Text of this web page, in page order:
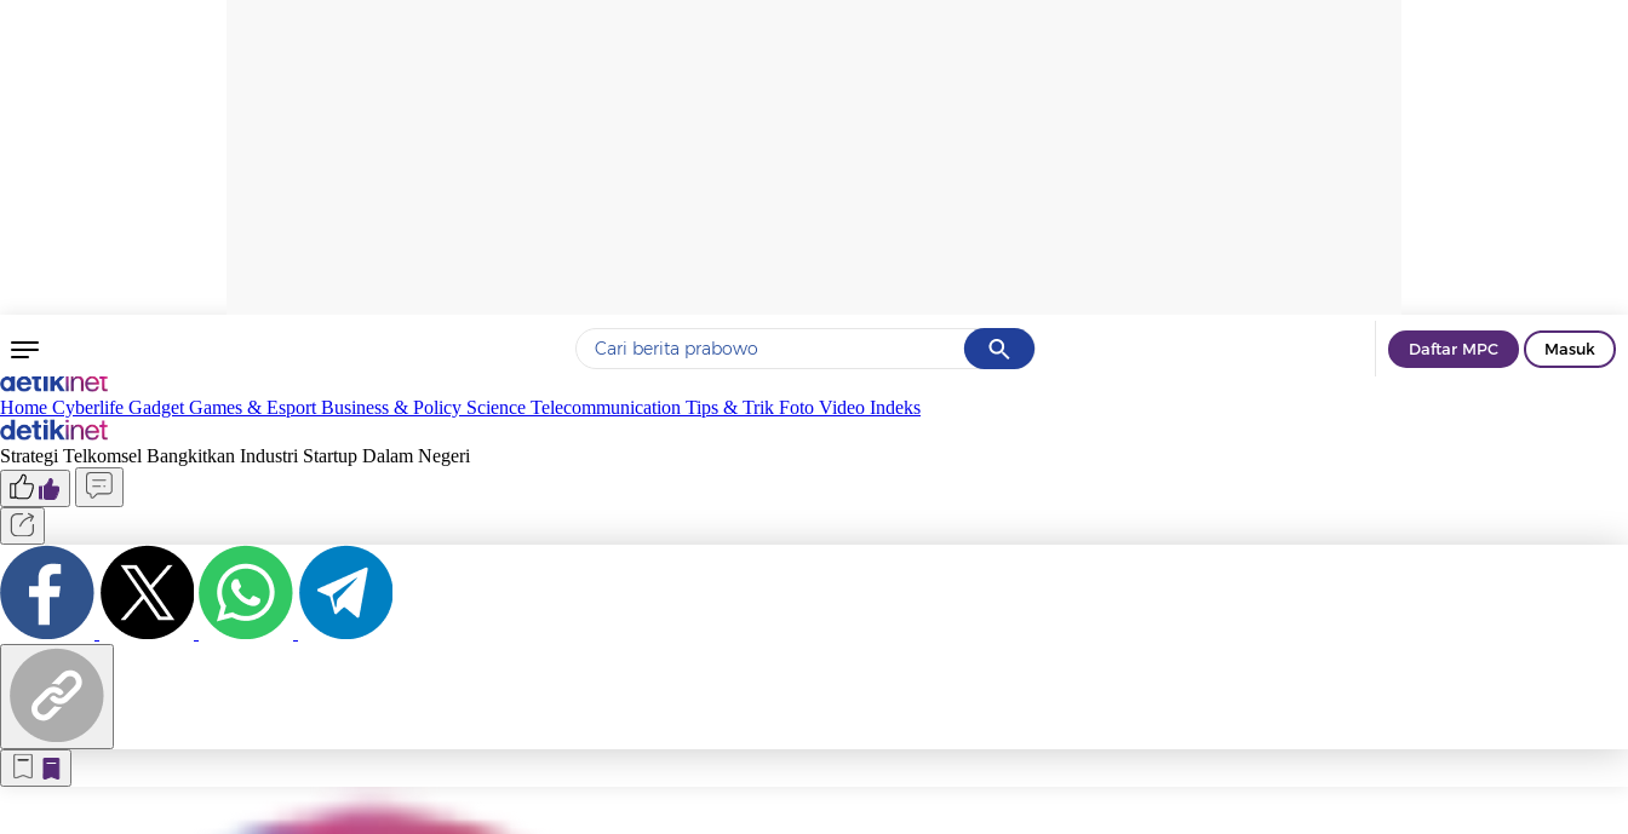
Cancel
Yang sedang ramai dicari
Terakhir yang dicari
Daftar MPC Masuk
Home Cyberlife Gadget Games & Esport Business & Policy Science Telecommunication Tips & Trik Foto Video Indeks
Strategi Telkomsel Bangkitkan Industri Startup Dalam Negeri